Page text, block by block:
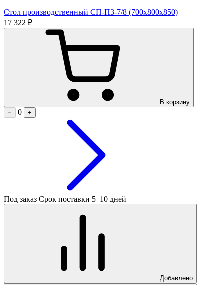
Стол производственный СП-П3-7/8 (700х800х850)
17 322 ₽
В корзину
−
0 +
Под заказ Срок поставки 5–10 дней
Добавлено